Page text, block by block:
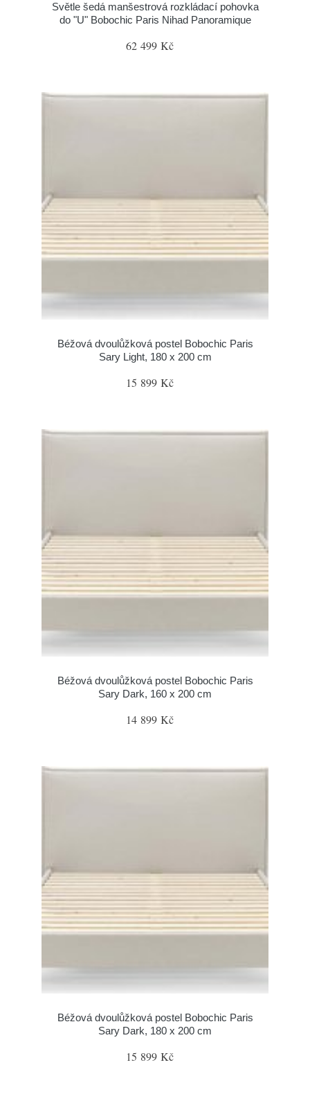
Světle šedá manšestrová rozkládací pohovka
do "U" Bobochic Paris Nihad Panoramique
62 499 Kč
Béžová dvoulůžková postel Bobochic Paris
Sary Light, 180 x 200 cm
15 899 Kč
Béžová dvoulůžková postel Bobochic Paris
Sary Dark, 160 x 200 cm
14 899 Kč
Béžová dvoulůžková postel Bobochic Paris
Sary Dark, 180 x 200 cm
15 899 Kč